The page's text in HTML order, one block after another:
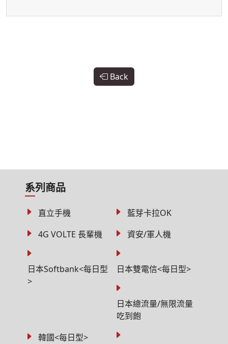
Back
系列商品
直立手機
藍芽卡拉OK
4G VOLTE 長輩機
資安/軍人機
日本Softbank<每日型
>
日本雙電信<每日型>
日本總流量/無限流量
吃到飽
韓國<每日型>